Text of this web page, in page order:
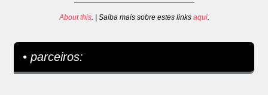
About this. | Saiba mais sobre estes links aqui.
• parceiros: